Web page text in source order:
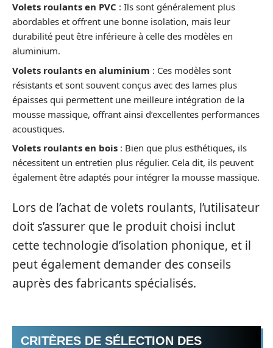
Volets roulants en PVC : Ils sont généralement plus
abordables et offrent une bonne isolation, mais leur
durabilité peut être inférieure à celle des modèles en
aluminium.
Volets roulants en aluminium : Ces modèles sont
résistants et sont souvent conçus avec des lames plus
épaisses qui permettent une meilleure intégration de la
mousse massique, offrant ainsi d’excellentes performances
acoustiques.
Volets roulants en bois : Bien que plus esthétiques, ils
nécessitent un entretien plus régulier. Cela dit, ils peuvent
également être adaptés pour intégrer la mousse massique.
Lors de l’achat de volets roulants, l’utilisateur
doit s’assurer que le produit choisi inclut
cette technologie d’isolation phonique, et il
peut également demander des conseils
auprès des fabricants spécialisés.
CRITÈRES DE SÉLECTION DES